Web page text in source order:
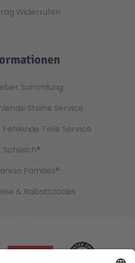
Widerrufen
Sammlung
Steine Service
Fehlende Teile Service
Schleich®
Families®
& Rabattcodes